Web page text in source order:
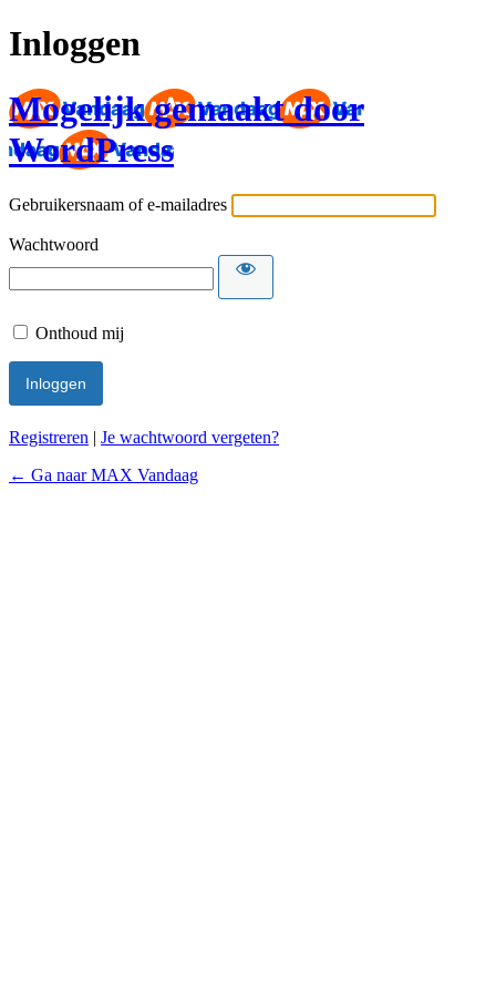
Inloggen
Mogelijk gemaakt door
WordPress
Gebruikersnaam of e-mailadres
Wachtwoord
Onthoud mij
Registreren | Je wachtwoord vergeten?
← Ga naar MAX Vandaag